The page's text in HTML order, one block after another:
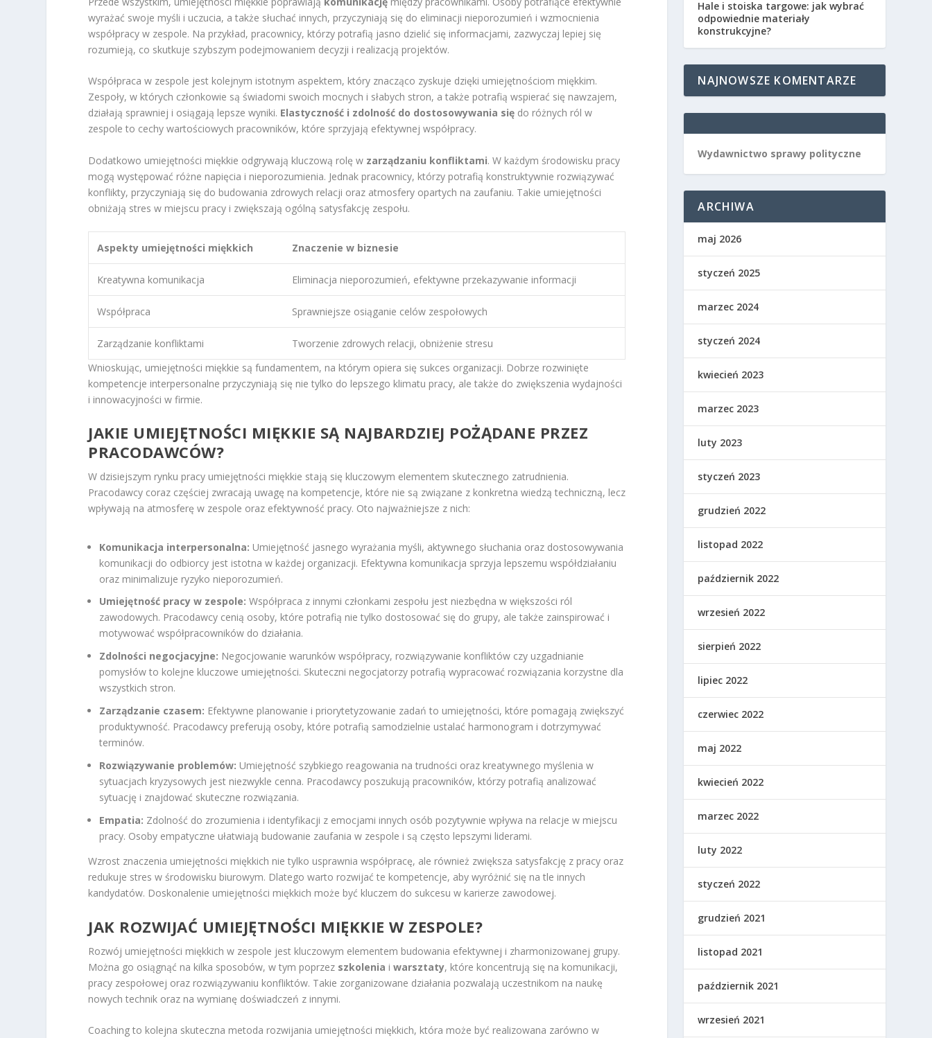
wyrażać swoje myśli i uczucia, a także słuchać innych, przyczyniają się do eliminacji nieporozumień i wzmocnienia
współpracy w zespole. Na przykład, pracownicy, którzy potrafią jasno dzielić się informacjami, zazwyczaj lepiej się
rozumieją, co skutkuje szybszym podejmowaniem decyzji i realizacją projektów.
Współpraca w zespole jest kolejnym istotnym aspektem, który znacząco zyskuje dzięki umiejętnościom miękkim.
Zespoły, w których członkowie są świadomi swoich mocnych i słabych stron, a także potrafią wspierać się nawzajem,
działają sprawniej i osiągają lepsze wyniki. Elastyczność i zdolność do dostosowywania się do różnych ról w
zespole to cechy wartościowych pracowników, które sprzyjają efektywnej współpracy.
Dodatkowo umiejętności miękkie odgrywają kluczową rolę w zarządzaniu konfliktami. W każdym środowisku pracy
mogą występować różne napięcia i nieporozumienia. Jednak pracownicy, którzy potrafią konstruktywnie rozwiązywać
konflikty, przyczyniają się do budowania zdrowych relacji oraz atmosfery opartych na zaufaniu. Takie umiejętności
obniżają stres w miejscu pracy i zwiększają ogólną satysfakcję zespołu.
Aspekty umiejętności miękkich Znaczenie w biznesie
Kreatywna komunikacja Eliminacja nieporozumień, efektywne przekazywanie informacji
Współpraca Sprawniejsze osiąganie celów zespołowych
Zarządzanie konfliktami
Tworzenie zdrowych relacji, obniżenie stresu
Wnioskując, umiejętności miękkie są fundamentem, na którym opiera się sukces organizacji. Dobrze rozwinięte
kompetencje interpersonalne przyczyniają się nie tylko do lepszego klimatu pracy, ale także do zwiększenia wydajności
i innowacyjności w firmie.
JAKIE UMIEJĘTNOŚCI MIĘKKIE SĄ NAJBARDZIEJ POŻĄDANE PRZEZ
PRACODAWCÓW?
W dzisiejszym rynku pracy umiejętności miękkie stają się kluczowym elementem skutecznego zatrudnienia.
Pracodawcy coraz częściej zwracają uwagę na kompetencje, które nie są związane z konkretna wiedzą techniczną, lecz
wpływają na atmosferę w zespole oraz efektywność pracy. Oto najważniejsze z nich:
Komunikacja interpersonalna: Umiejętność jasnego wyrażania myśli, aktywnego słuchania oraz dostosowywania
komunikacji do odbiorcy jest istotna w każdej organizacji. Efektywna komunikacja sprzyja lepszemu współdziałaniu
oraz minimalizuje ryzyko nieporozumień.
Umiejętność pracy w zespole: Współpraca z innymi członkami zespołu jest niezbędna w większości ról
zawodowych. Pracodawcy cenią osoby, które potrafią nie tylko dostosować się do grupy, ale także zainspirować i
motywować współpracowników do działania.
Zdolności negocjacyjne: Negocjowanie warunków współpracy, rozwiązywanie konfliktów czy uzgadnianie
pomysłów to kolejne kluczowe umiejętności. Skuteczni negocjatorzy potrafią wypracować rozwiązania korzystne dla
wszystkich stron.
Zarządzanie czasem: Efektywne planowanie i priorytetyzowanie zadań to umiejętności, które pomagają zwiększyć
produktywność. Pracodawcy preferują osoby, które potrafią samodzielnie ustalać harmonogram i dotrzymywać
terminów.
Rozwiązywanie problemów: Umiejętność szybkiego reagowania na trudności oraz kreatywnego myślenia w
sytuacjach kryzysowych jest niezwykle cenna. Pracodawcy poszukują pracowników, którzy potrafią analizować
sytuację i znajdować skuteczne rozwiązania.
Empatia: Zdolność do zrozumienia i identyfikacji z emocjami innych osób pozytywnie wpływa na relacje w miejscu
pracy. Osoby empatyczne ułatwiają budowanie zaufania w zespole i są często lepszymi liderami.
Wzrost znaczenia umiejętności miękkich nie tylko usprawnia współpracę, ale również zwiększa satysfakcję z pracy oraz
redukuje stres w środowisku biurowym. Dlatego warto rozwijać te kompetencje, aby wyróżnić się na tle innych
kandydatów. Doskonalenie umiejętności miękkich może być kluczem do sukcesu w karierze zawodowej.
JAK ROZWIJAĆ UMIEJĘTNOŚCI MIĘKKIE W ZESPOLE?
Rozwój umiejętności miękkich w zespole jest kluczowym elementem budowania efektywnej i zharmonizowanej grupy.
Można go osiągnąć na kilka sposobów, w tym poprzez szkolenia iwarsztaty, które koncentrują się na komunikacji,
pracy zespołowej oraz rozwiązywaniu konfliktów. Takie zorganizowane działania pozwalają uczestnikom na naukę
nowych technik oraz na wymianę doświadczeń z innymi.
Coaching to kolejna skuteczna metoda rozwijania umiejętności miękkich, która może być realizowana zarówno w
Hale i stoiska targowe: jak wybrać
odpowiednie materiały
konstrukcyjne?
NAJNOWSZE KOMENTARZE
Wydawnictwo sprawy polityczne
ARCHIWA
maj 2026
styczeń 2025
marzec 2024
styczeń 2024
kwiecień 2023
marzec 2023
luty 2023
styczeń 2023
grudzień 2022
listopad 2022
październik 2022
wrzesień 2022
sierpień 2022
lipiec 2022
czerwiec 2022
maj 2022
kwiecień 2022
marzec 2022
luty 2022
styczeń 2022
grudzień 2021
listopad 2021
październik 2021
wrzesień 2021